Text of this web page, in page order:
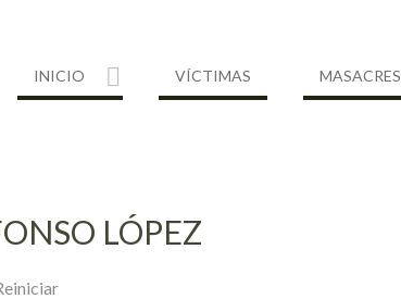
INICIO VÍCTIMAS MASACRES
LÓPEZ